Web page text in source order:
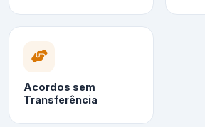
Acordos sem
Transferência